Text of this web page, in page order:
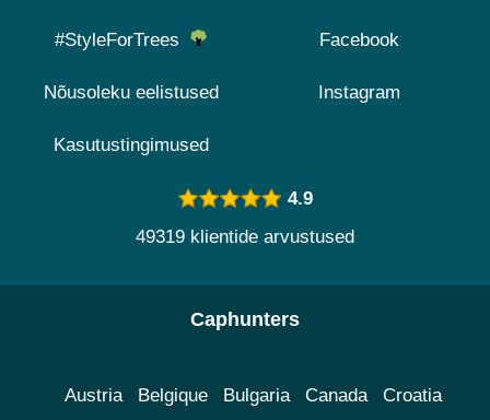
#StyleForTrees
Nõusoleku eelistused
Kasutustingimused
Facebook
Instagram
4.9
49319 klientide arvustused
Caphunters
Austria Belgique Bulgaria Canada Croatia